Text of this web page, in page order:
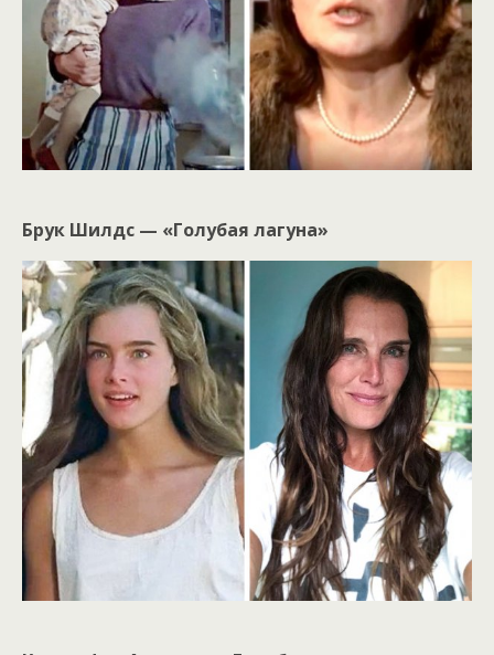
Брук Шилдс — «Голубая лагуна»